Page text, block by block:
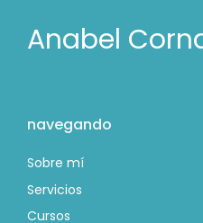
Anabel
navegando
Sobre mí
Servicios
Cursos